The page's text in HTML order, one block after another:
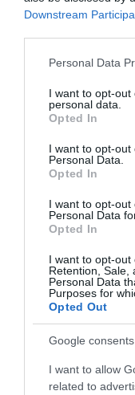
Downstream
Please note that this
not limited to your
grant or deny
use your data for
consent section.
Personal Data
I want to opt-
personal data.
Opted In
I want to opt-out
Personal Data.
Opted In
I want to opt-
Personal Data
Opted In
I want to opt-out
Retention, Sale,
Personal Data
Purposes for
Opted Out
Google consents
I want to allow
related to
Βρισκόμαστε στην
τι πρέπει να
της ομάδας μας
χωρίς αυτούς όλα
χρειάζονται
ΑΓΩΝΙΣΤΙΚΑ
Πρώτη προπόνηση
τον Γκαρσία